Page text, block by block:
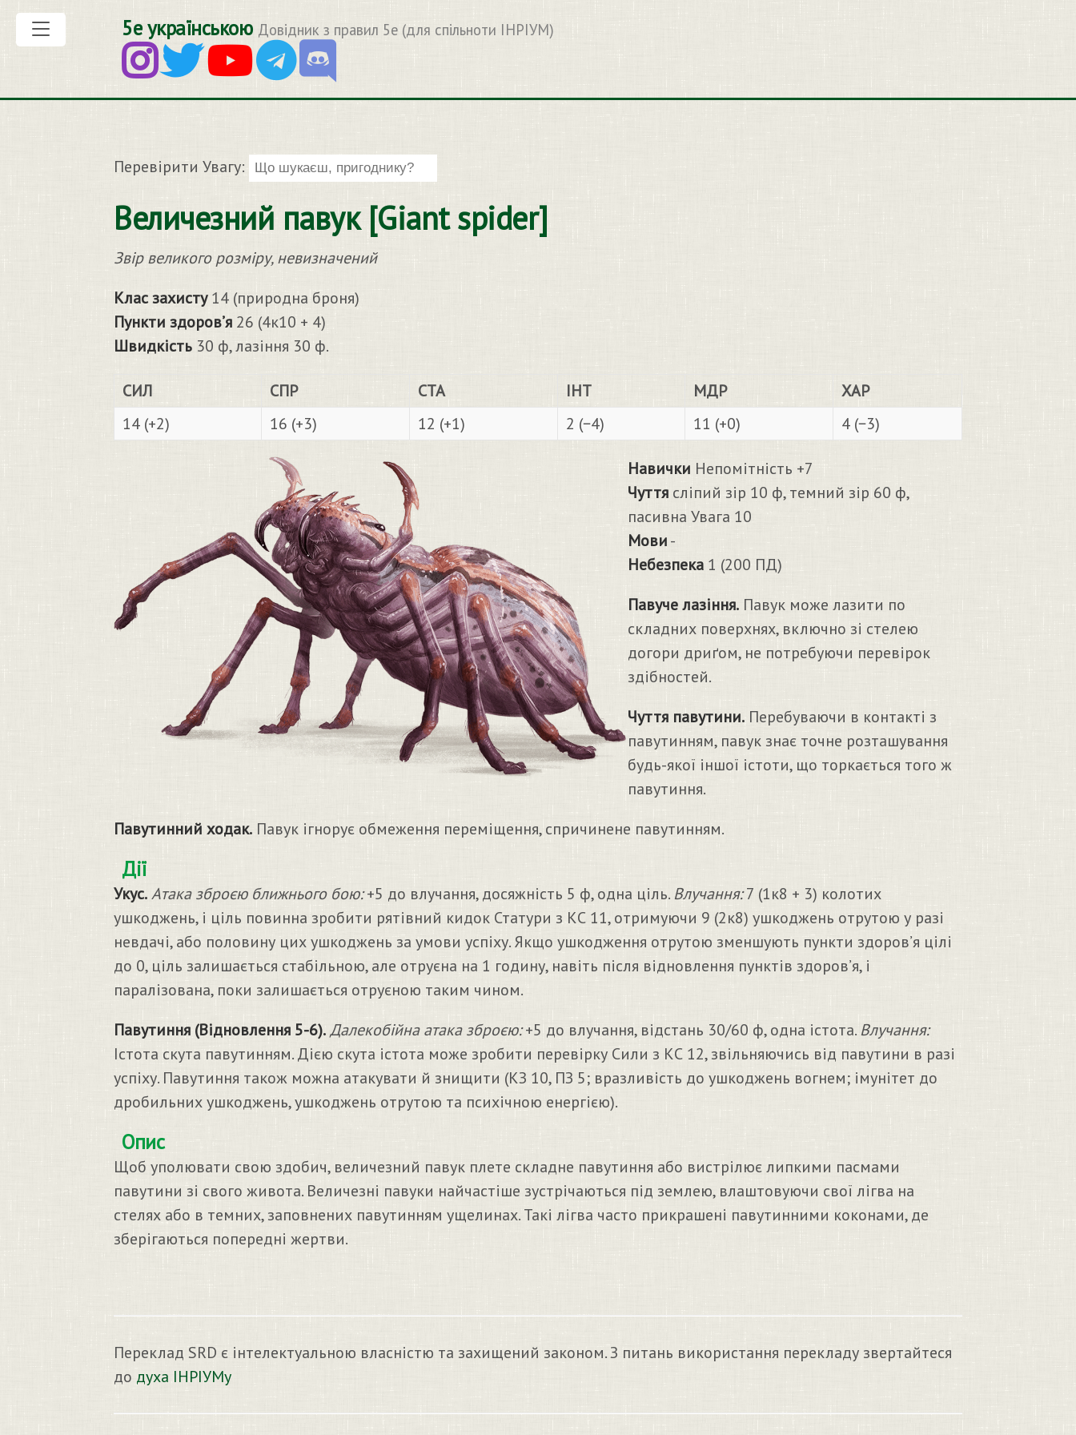
5е українською Довідник з правил 5e (для спільноти ІНРІУМ)
Перевірити Увагу:
Величезний павук [Giant spider]
Звір великого розміру, невизначений
Клас захисту14 (природна броня)
Пункти здоров’я 26 (4к10 + 4)
Швидкість 30 ф, лазіння 30 ф.
СИЛ СПР СТА ІНТ МДР
ХАР
14 (+2)
16 (+3) 12 (+1) 2 (−4) 11 (+0) 4 (−3)
Навички Непомітність +7
Чуття сліпий зір 10 ф, темний зір 60 ф,
пасивна Увага 10
Мови-
Небезпека 1 (200 ПД)
Павуче лазіння. Павук може лазити по
складних поверхнях, включно зі стелею
догори дриґом, не потребуючи перевірок
здібностей.
Чуття павутини. Перебуваючи в контакті з
павутинням, павук знає точне розташування
будь-якої іншої істоти, що торкається того ж
павутиння.
Павутинний ходак. Павук ігнорує обмеження переміщення, спричинене павутинням.
Дії
Укус.Атака зброєю ближнього бою:+5 до влучання, досяжність 5 ф, одна ціль.Влучання:7 (1к8 + 3) колотих
ушкоджень, і ціль повинна зробити рятівний кидок Статури з КС 11, отримуючи 9 (2к8) ушкоджень отрутою у разі
невдачі, або половину цих ушкоджень за умови успіху. Якщо ушкодження отрутою зменшують пункти здоров’я цілі
до 0, ціль залишається стабільною, але отруєна на 1 годину, навіть після відновлення пунктів здоров’я, і
паралізована, поки залишається отруєною таким чином.
Павутиння (Відновлення 5-6).Далекобійна атака зброєю:+5 до влучання, відстань 30/60 ф, одна істота.Влучання:
Істота скута павутинням. Дією скута істота може зробити перевірку Сили з КС 12, звільняючись від павутини в разі
успіху. Павутиння також можна атакувати й знищити (КЗ 10, ПЗ 5; вразливість до ушкоджень вогнем; імунітет до
дробильних ушкоджень, ушкоджень отрутою та психічною енергією).
Опис
Щоб уполювати свою здобич, величезний павук плете складне павутиння або вистрілює липкими пасмами
павутини зі свого живота. Величезні павуки найчастіше зустрічаються під землею, влаштовуючи свої лігва на
стелях або в темних, заповнених павутинням ущелинах. Такі лігва часто прикрашені павутинними коконами, де
зберігаються попередні жертви.
Переклад SRD є інтелектуальною власністю та захищений законом. З питань використання перекладу звертайтеся
до духа ІНРІУМу